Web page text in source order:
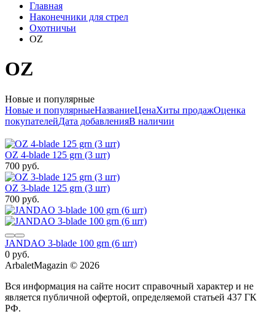
Главная
Наконечники для стрел
Охотничьи
OZ
OZ
Новые и популярные
Новые и популярныеНазваниеЦенаХиты продажОценка
покупателейДата добавленияВ наличии
OZ 4-blade 125 grn (3 шт)
700 руб.
OZ 3-blade 125 grn (3 шт)
700 руб.
JANDAO 3-blade 100 grn (6 шт)
0 руб.
ArbaletMagazin © 2026
Вся информация на сайте носит справочный характер и не
является публичной офертой, определяемой статьей 437 ГК
РФ.